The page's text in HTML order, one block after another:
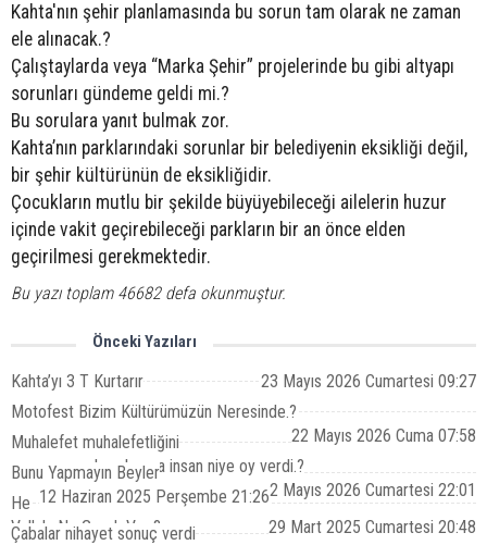
Kahta'nın şehir planlamasında bu sorun tam olarak ne zaman
ele alınacak.?
Çalıştaylarda veya “Marka Şehir” projelerinde bu gibi altyapı
sorunları gündeme geldi mi.?
Bu sorulara yanıt bulmak zor.
Kahta’nın parklarındaki sorunlar bir belediyenin eksikliği değil,
bir şehir kültürünün de eksikliğidir.
Çocukların mutlu bir şekilde büyüyebileceği ailelerin huzur
içinde vakit geçirebileceği parkların bir an önce elden
geçirilmesi gerekmektedir.
Bu yazı toplam 46682 defa okunmuştur.
Önceki Yazıları
Kahta’yı 3 T Kurtarır
23 Mayıs 2026 Cumartesi 09:27
Motofest Bizim Kültürümüzün Neresinde.?
22 Mayıs 2026 Cuma 07:58
Muhalefet muhalefetliğini
yapamayacaksa, bunca insan niye oy verdi.?
2 Mayıs 2026 Cumartesi 22:01
Bunu Yapmayın Beyler
12 Haziran 2025 Perşembe 21:26
He
Vallah, Ne Gerek Var ?
29 Mart 2025 Cumartesi 20:48
Çabalar nihayet sonuç verdi